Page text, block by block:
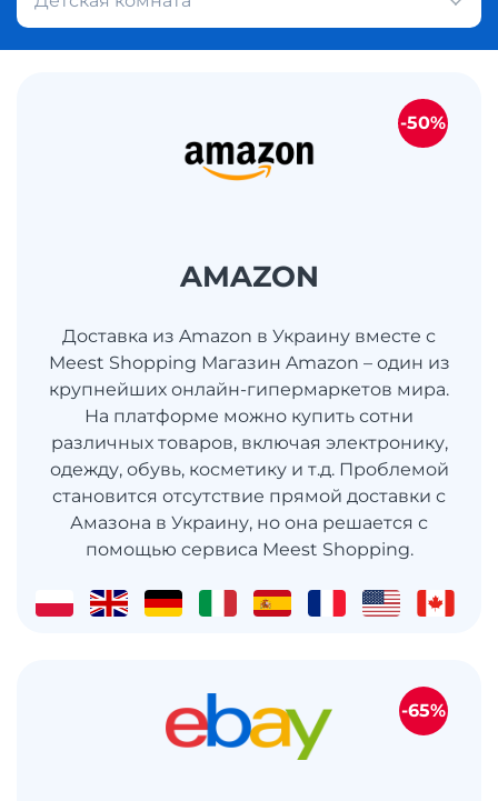
AMAZON
Доставка из Amazon в Украину вместе с
Meest Shopping Магазин Amazon – один из
крупнейших онлайн-гипермаркетов мира.
На платформе можно купить сотни
различных товаров, включая электронику,
одежду, обувь, косметику и т.д. Проблемой
становится отсутствие прямой доставки с
Амазона в Украину, но она решается с
помощью сервиса Meest Shopping.
-50%
-65%